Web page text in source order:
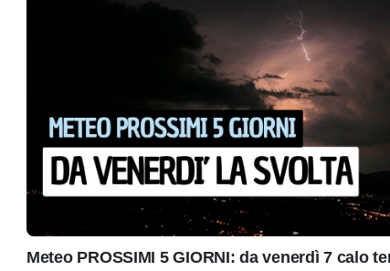
Meteo PROSSIMI 5 GIORNI: da venerdì 7 calo